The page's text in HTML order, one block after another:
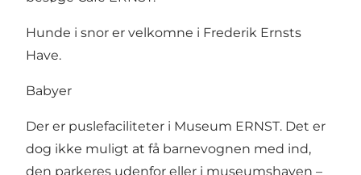
Hunde i snor er velkomne i Frederik Ernsts
Have.
Babyer
Der er puslefaciliteter i Museum ERNST. Det er
dog ikke muligt at få barnevognen med ind,
den parkeres udenfor eller i museumshaven –